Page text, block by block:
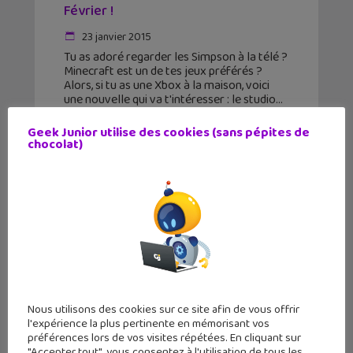
Février !
23 janvier 2015
Tu as adoré regarder les Simpson à la télé ?
Minecraft est un de tes jeux préférés ?
Alors, si tu as une Xbox à la maison, voici
une nouvelle qui va t'intéresser : le studio
Geek Junior utilise des cookies (sans pépites de
chocolat)
Nous utilisons des cookies sur ce site afin de vous offrir
l'expérience la plus pertinente en mémorisant vos
préférences lors de vos visites répétées. En cliquant sur